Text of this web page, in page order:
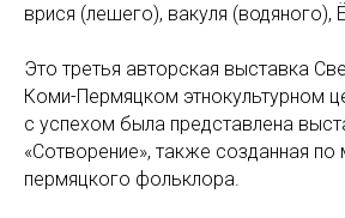
вӧрися (лешего), вакуля (водяного),
Это третья авторская выставка
Коми-Пермяцком этнокультурном
с успехом была представлена
«Сотворение», также созданная
пермяцкого фольклора.